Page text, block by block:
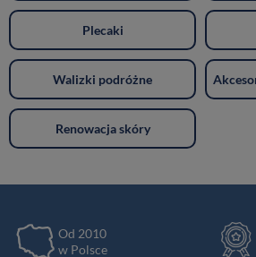
Plecaki
Walizki podróżne
Renowacja skóry
Od 2010
w Polsce